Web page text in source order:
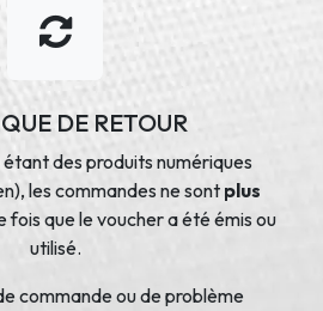
DE RETOUR
des produits numériques
les commandes ne sont plus
fois que le voucher a été émis ou
utilisé.
commande ou de problème